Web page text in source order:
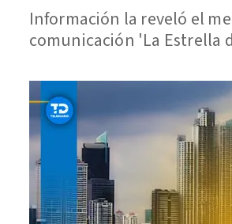
Información la reveló el
comunicación 'La Estrella